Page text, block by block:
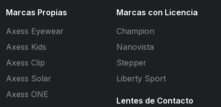
Marcas Propias
Axess Eyewear
Axess Kids
Axess Clip
Axess Solar
Axess ONE
Marcas con Licencia
Champion
Nanovista
Stepper
Liberty Sport
Lentes de Contacto